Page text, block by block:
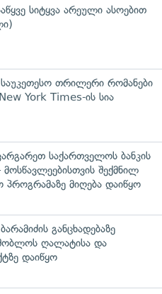
სიტყვა არეული ასოებით
საუკეთესო თრილერი რომანები
York Times-ის სია
საქართველოს ბანკის
შექმნილ
პროგრამაზე მიღება დაიწყო
განცხადებაზე
ღალატისა და
დაიწყო